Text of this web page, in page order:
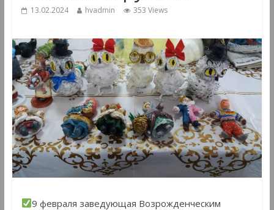
13.02.2024 hvadmin 353 Views
9 февраля заведующая Возрожденческим